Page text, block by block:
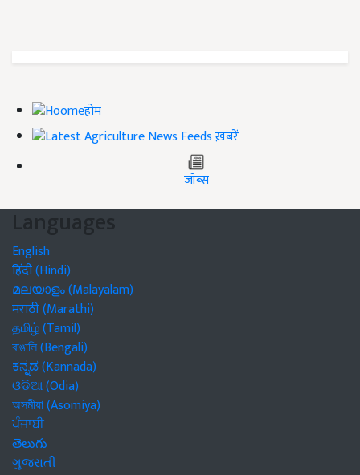
होम
ख़बरें
जॉब्स
Languages
English
हिंदी (Hindi)
മലയാളം (Malayalam)
मराठी (Marathi)
தமிழ் (Tamil)
বাঙালি (Bengali)
ಕನ್ನಡ (Kannada)
ଓଡିଆ (Odia)
অসমীয়া (Asomiya)
ਪੰਜਾਬੀ
తెలుగు
ગુજરાતી